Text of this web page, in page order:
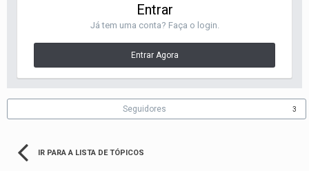
Entrar
Já tem uma conta? Faça o login.
Entrar Agora
Seguidores 3
IR PARA A LISTA DE TÓPICOS